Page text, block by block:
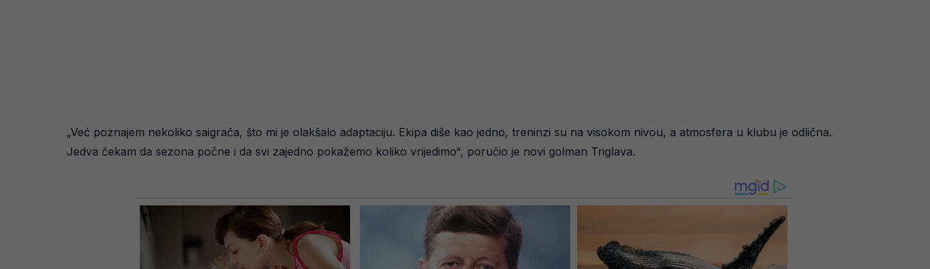
„Već poznajem nekoliko saigrača, što mi je olakšalo adaptaciju. Ekipa diše kao jedno, treninzi su na visokom nivou, a atmosfera u klubu je odlična.
Jedva čekam da sezona počne i da svi zajedno pokažemo koliko vrijedimo“, poručio je novi golman Triglava.